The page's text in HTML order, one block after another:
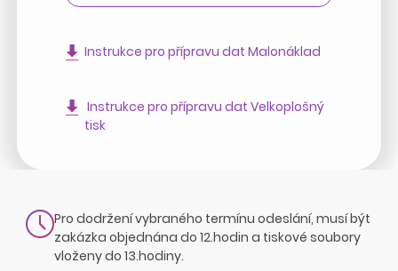
Instrukce pro přípravu dat Malonáklad
Instrukce pro přípravu dat Velkoplošný
tisk
Pro dodržení vybraného termínu odeslání, musí být
zakázka objednána do 12.hodin a tiskové soubory
vloženy do 13.hodiny.